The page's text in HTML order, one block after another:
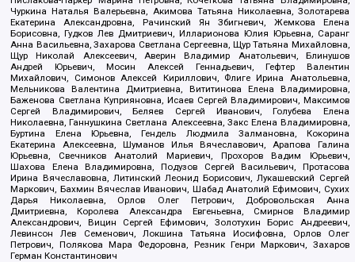
Чуркина Наталья Валерьевна, Акимова Татьяна Николаевна, Золотарева
Екатерина Александровна, Рачинский Ян Збигневич, Жемкова Елена
Борисовна, Гудков Лев Дмитриевич, Илларионова Юлия Юрьевна, Саранг
Анна Васильевна, Захарова Светлана Сергеевна, Щур Татьяна Михайловна,
Щур Николай Алексеевич, Аверин Владимир Анатольевич, Блинушов
Андрей Юрьевич, Мосин Алексей Геннадьевич, Гефтер Валентин
Михайлович, Симонов Алексей Кириллович, Флиге Ирина Анатольевна,
Мельникова Валентина Дмитриевна, Вититинова Елена Владимировна,
Баженова Светлана Куприяновна, Исаев Сергей Владимирович, Максимов
Сергей Владимирович, Беляев Сергей Иванович, Голубева Елена
Николаевна, Ганнушкина Светлана Алексеевна, Закс Елена Владимировна,
Буртина Елена Юрьевна, Гендель Людмила Залмановна, Кокорина
Екатерина Алексеевна, Шуманов Илья Вячеславович, Арапова Галина
Юрьевна, Свечников Анатолий Мариевич, Прохоров Вадим Юрьевич,
Шахова Елена Владимировна, Подузов Сергей Васильевич, Протасова
Ирина Вячеславовна, Литинский Леонид Борисович, Лукашевский Сергей
Маркович, Бахмин Вячеслав Иванович, Шабад Анатолий Ефимович, Сухих
Дарья Николаевна, Орлов Олег Петрович, Добровольская Анна
Дмитриевна, Королева Александра Евгеньевна, Смирнов Владимир
Александрович, Вицин Сергей Ефимович, Золотухин Борис Андреевич,
Левинсон Лев Семенович, Локшина Татьяна Иосифовна, Орлов Олег
Петрович, Полякова Мара Федоровна, Резник Генри Маркович, Захаров
Герман Константинович